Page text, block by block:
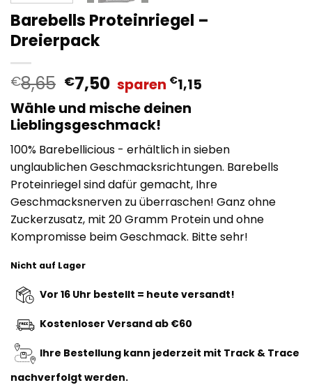
Barebells Proteinriegel –
Dreierpack
€8,65 Ursprünglicher
Preis
war:
€8,65
€7,50Aktueller
Preis
ist:
€7,50.
sparen €1,15
Wähle und mische deinen
Lieblingsgeschmack!
100% Barebellicious - erhältlich in sieben
unglaublichen Geschmacksrichtungen. Barebells
Proteinriegel sind dafür gemacht, Ihre
Geschmacksnerven zu überraschen! Ganz ohne
Zuckerzusatz, mit 20 Gramm Protein und ohne
Kompromisse beim Geschmack. Bitte sehr!
Nicht auf Lager
Vor 16 Uhr bestellt = heute versandt!
Kostenloser Versand ab €60
Ihre Bestellung kann jederzeit mit Track & Trace
nachverfolgt werden.